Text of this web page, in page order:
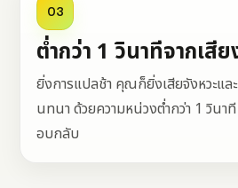
03
ต่ำกว่า 1 วินาทีจากเสี
ยิ่งการแปลช้า คุณก็ยิ่งเสียจังหวะแล
นทนา ด้วยความหน่วงต่ำกว่า 1 วินา
อบกลับ